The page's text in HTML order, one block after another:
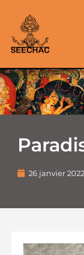
26 janvier 2022